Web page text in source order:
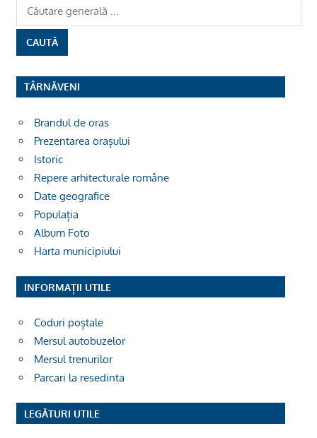
TÂRNĂVENI
Brandul de oras
Prezentarea orașului
Istoric
Repere arhitecturale române
Date geografice
Populația
Album Foto
Harta municipiului
INFORMAȚII UTILE
Coduri poștale
Mersul autobuzelor
Mersul trenurilor
Parcari la resedinta
LEGĂTURI UTILE